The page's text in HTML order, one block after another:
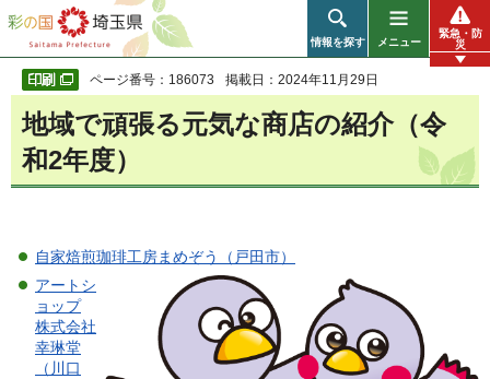
彩の国 埼玉県
情報を探す メニュー
緊急・防
災
ページ番号：186073 掲載日：2024年11月29日
地域で頑張る元気な商店の紹介（令
和2年度）
自家焙煎珈琲工房まめぞう（戸田市）
アートシ
ョップ
株式会社
幸琳堂
（川口